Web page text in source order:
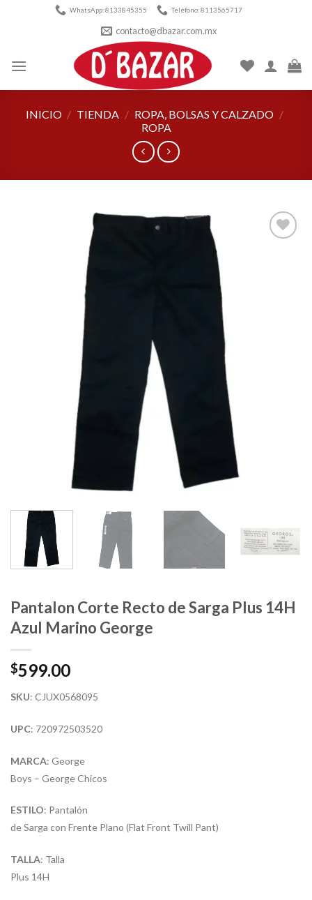
WhatsApp: 8133845355 Teléfono: 8113565717
contacto@dbazar.com.mx
INICIO / TIENDA / ROPA, BOLSAS Y CALZADO /
ROPA
Pantalon Corte Recto de Sarga Plus 14H
Azul Marino George
$599.00
SKU: CJUX0568095
UPC: 720972503520
MARCA: George
Boys – George Chicos
ESTILO: Pantalón
de Sarga con Frente Plano (Flat Front Twill Pant)
TALLA: Talla
Plus 14H